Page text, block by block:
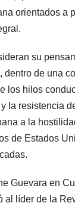
orientados a
su
dentro de una
los hilos
la resistencia
a la
de Estados
Guevara en
al líder de la